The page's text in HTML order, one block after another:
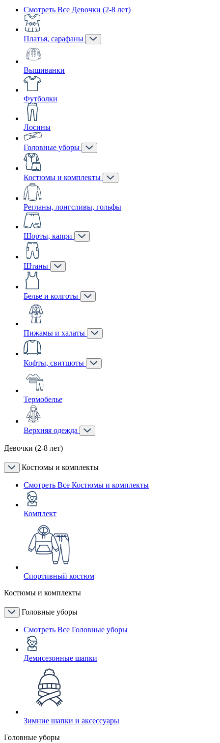
Смотреть Все Девочки (2-8 лет)
Платья, сарафаны
Вышиванки
Футболки
Лосины
Головные уборы
Костюмы и комплекты
Регланы, лонгсливы, гольфы
Шорты, капри
Штаны
Белье и колготы
Пижамы и халаты
Кофты, свитшоты
Термобелье
Верхняя одежда
Девочки (2-8 лет)
Костюмы и комплекты
Смотреть Все Костюмы и комплекты
Комплект
Спортивный костюм
Костюмы и комплекты
Головные уборы
Смотреть Все Головные уборы
Демисезонные шапки
Зимние шапки и аксессуары
Головные уборы